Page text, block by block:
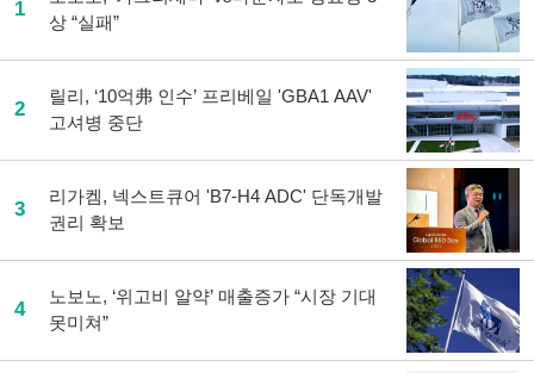
1
상 “실패”
2
릴리, ‘10억弗 인수’ 프리베일 'GBA1 AAV'
고셔병 중단
3
리가켐, 넥스트큐어 'B7-H4 ADC' 단독개발
권리 확보
4
노보노, ‘위고비 알약’ 매출증가 “시장 기대
못미쳐”